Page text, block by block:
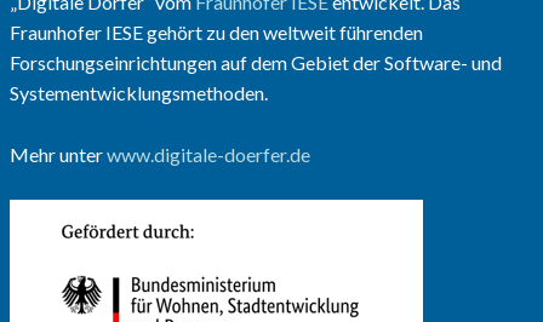
Fraunhofer IESE gehört zu den weltweit führenden
Forschungseinrichtungen auf dem Gebiet der Software- und
Systementwicklungsmethoden.
Mehr unterwww.digitale-doerfer.de